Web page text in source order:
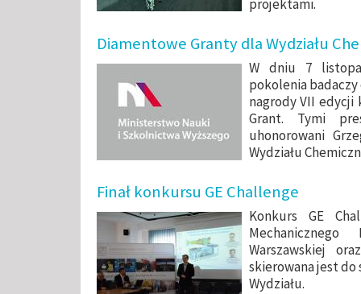
projektami.
Diamentowe Granty dla Wydziału
W dniu 7
pokolenia badaczy
nagrody VII
Grant. Tymi
uhonorowani
Wydziału
Finał konkursu GE Challenge
Konkurs GE
Warszawskiej
skierowana jest
Wydziału.